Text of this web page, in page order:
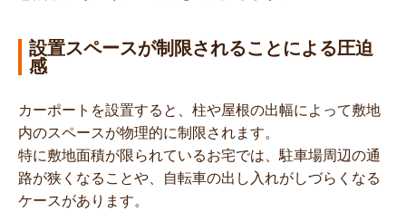
設置スペースが制限されることによる圧迫
感
カーポートを設置すると、柱や屋根の出幅によって敷地
内のスペースが物理的に制限されます。
特に敷地面積が限られているお宅では、駐車場周辺の通
路が狭くなることや、自転車の出し入れがしづらくなる
ケースがあります。